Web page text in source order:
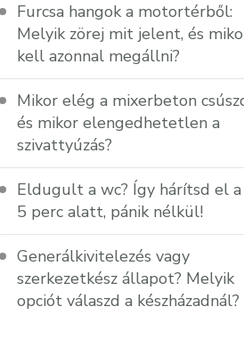
Furcsa hangok a motortérből:
Melyik zörej mit jelent, és
kell azonnal megállni?
Mikor elég a mixerbeton
és mikor elengedhetetlen a
szivattyúzás?
Eldugult a wc? Így hárítsd el
5 perc alatt, pánik nélkül!
Generálkivitelezés vagy
szerkezetkész állapot? Melyik
opciót válaszd a készházadnál?